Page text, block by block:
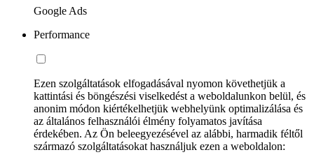
Google Ads
Performance
Ezen szolgáltatások elfogadásával nyomon követhetjük a
kattintási és böngészési viselkedést a weboldalunkon belül, és
anonim módon kiértékelhetjük webhelyünk optimalizálása és
az általános felhasználói élmény folyamatos javítása
érdekében. Az Ön beleegyezésével az alábbi, harmadik féltől
származó szolgáltatásokat használjuk ezen a weboldalon: